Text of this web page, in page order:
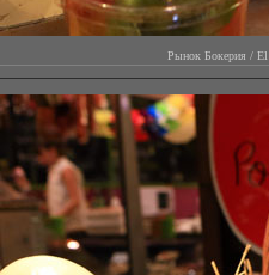
Рынок Бокерия / El